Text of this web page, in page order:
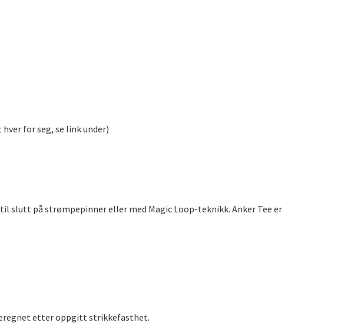
for seg, se link under)
på strømpepinner eller med Magic Loop-teknikk. Anker Tee er
etter oppgitt strikkefasthet.